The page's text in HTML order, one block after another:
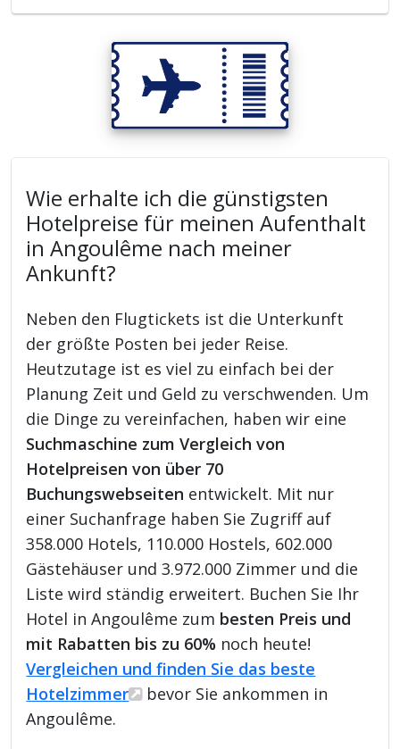
Wie erhalte ich die günstigsten
Hotelpreise für meinen Aufenthalt
in Angoulême nach meiner
Ankunft?
Neben den Flugtickets ist die Unterkunft
der größte Posten bei jeder Reise.
Heutzutage ist es viel zu einfach bei der
Planung Zeit und Geld zu verschwenden. Um
die Dinge zu vereinfachen, haben wir eine
Suchmaschine zum Vergleich von
Hotelpreisen von über 70
Buchungswebseiten entwickelt. Mit nur
einer Suchanfrage haben Sie Zugriff auf
358.000 Hotels, 110.000 Hostels, 602.000
Gästehäuser und 3.972.000 Zimmer und die
Liste wird ständig erweitert. Buchen Sie Ihr
Hotel in Angoulême zum besten Preis und
mit Rabatten bis zu 60% noch heute!
Vergleichen und finden Sie das beste
Hotelzimmer
bevor Sie ankommen in
Angoulême.